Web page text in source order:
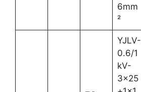
6mm
²
YJLV-
0.6/1
kV-
3×25